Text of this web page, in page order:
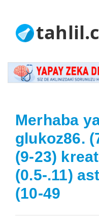
Merhaba
glukoz86.
(9-23)
(0.5-.11)
(10-49